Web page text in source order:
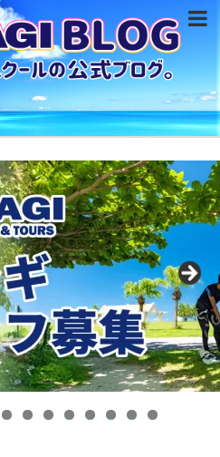
0 1 2 3 4